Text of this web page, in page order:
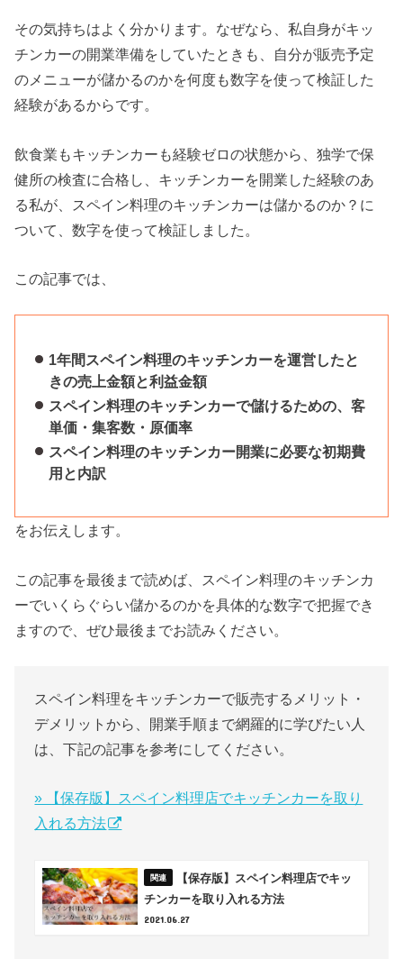
その気持ちはよく分かります。なぜなら、私自身がキッ
チンカーの開業準備をしていたときも、自分が販売予定
のメニューが儲かるのかを何度も数字を使って検証した
経験があるからです。
飲食業もキッチンカーも経験ゼロの状態から、独学で保
健所の検査に合格し、キッチンカーを開業した経験のあ
る私が、スペイン料理のキッチンカーは儲かるのか？に
ついて、数字を使って検証しました。
この記事では、
1年間スペイン料理のキッチンカーを運営したと
きの売上金額と利益金額
スペイン料理のキッチンカーで儲けるための、客
単価・集客数・原価率
スペイン料理のキッチンカー開業に必要な初期費
用と内訳
をお伝えします。
この記事を最後まで読めば、スペイン料理のキッチンカ
ーでいくらぐらい儲かるのかを具体的な数字で把握でき
ますので、ぜひ最後までお読みください。
スペイン料理をキッチンカーで販売するメリット・
デメリットから、開業手順まで網羅的に学びたい人
は、下記の記事を参考にしてください。
» 【保存版】スペイン料理店でキッチンカーを取り
入れる方法
【保存版】スペイン料理店でキッ
チンカーを取り入れる方法
2021.06.27